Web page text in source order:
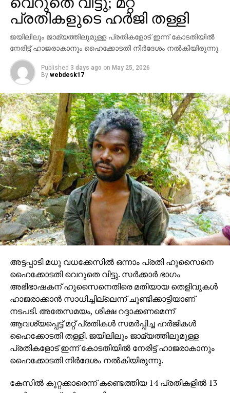
പ്രതികളുടെ ഹര്‍ജി തള്ളി
ജയിലിലും ജാമ്യത്തിലുമുള്ള പ്രതികളോട് ഇന്ന് കോടതിയില്‍
നേരിട്ട് ഹാജരാകാനും ഹൈക്കോടതി നിര്‍ദേശം നല്‍കിയിരുന്നു.
Published 3 days ago on May 25, 2026
By webdesk17
അട്ടപ്പാടി മധു വധക്കേസില്‍ ഒന്നാം പ്രതി ഹുസൈനെ
ഹൈക്കോടതി വെറുതെ വിട്ടു. സര്‍ക്കാര്‍ ഭാഗം
അഭിഭാഷകന് ഹുസൈനെതിരെ മതിയായ തെളിവുകള്‍
ഹാജരാക്കാന്‍ സാധിച്ചില്ലെന്ന് ചൂണ്ടിക്കാട്ടിയാണ്
നടപടി. അതേസമയം, ശിക്ഷ റദ്ദാക്കണമെന്ന്
ആവശ്യപ്പെട്ട് മറ്റ് പ്രതികള്‍ സമര്‍പ്പിച്ച ഹര്‍ജികള്‍
ഹൈക്കോടതി തള്ളി. ജയിലിലും ജാമ്യത്തിലുമുള്ള
പ്രതികളോട് ഇന്ന് കോടതിയില്‍ നേരിട്ട് ഹാജരാകാനും
ഹൈക്കോടതി നിര്‍ദേശം നല്‍കിയിരുന്നു.
കേസില്‍ കുറ്റക്കാരെന്ന് കണ്ടെത്തിയ 14 പ്രതികളില്‍ 13